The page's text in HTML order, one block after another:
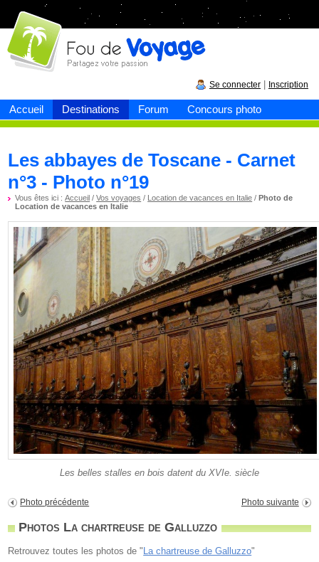
Accueil Destinations Forum Concours photo
Fou devoyage
Se connecter Inscription
Les abbayes de Toscane - Carnet
n°3 - Photo n°19
Vous êtes ici :Accueil /Vos voyages / Location de vacances en Italie /Photo de
Location de vacances en Italie
Les belles stalles en bois datent du XVIe. siècle
Photo précédente Photo suivante
Photos La chartreuse de Galluzzo
Retrouvez toutes les photos de " La chartreuse de Galluzzo"